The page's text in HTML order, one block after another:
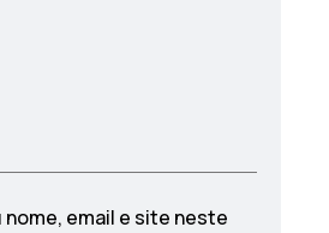
nome, email e site neste